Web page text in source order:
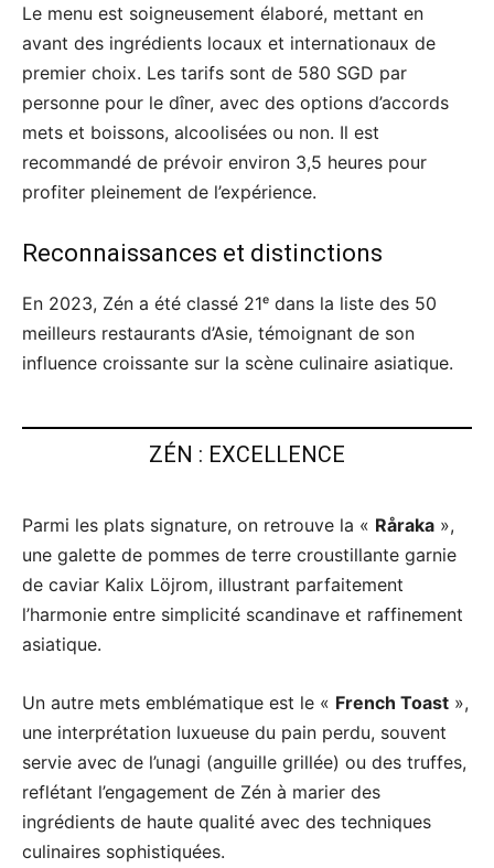
Le menu est soigneusement élaboré, mettant en
avant des ingrédients locaux et internationaux de
premier choix. Les tarifs sont de 580 SGD par
personne pour le dîner, avec des options d’accords
mets et boissons, alcoolisées ou non. Il est
recommandé de prévoir environ 3,5 heures pour
profiter pleinement de l’expérience.
Reconnaissances et distinctions
En 2023, Zén a été classé 21ᵉ dans la liste des 50
meilleurs restaurants d’Asie, témoignant de son
influence croissante sur la scène culinaire asiatique.
ZÉN : EXCELLENCE
Parmi les plats signature, on retrouve la « Råraka »,
une galette de pommes de terre croustillante garnie
de caviar Kalix Löjrom, illustrant parfaitement
l’harmonie entre simplicité scandinave et raffinement
asiatique.
Un autre mets emblématique est le « French Toast »,
une interprétation luxueuse du pain perdu, souvent
servie avec de l’unagi (anguille grillée) ou des truffes,
reflétant l’engagement de Zén à marier des
ingrédients de haute qualité avec des techniques
culinaires sophistiquées.